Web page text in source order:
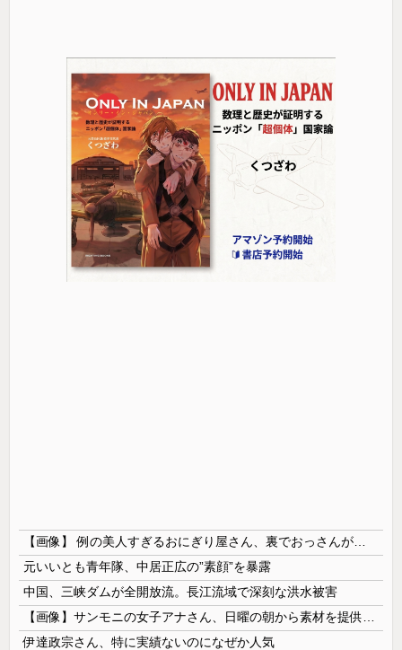
元いいとも青年隊、中居正広の”素顔”を暴露
中国、三峡ダムが全開放流。長江流域で深刻な洪水被害
伊達政宗さん、特に実績ないのになぜか人気